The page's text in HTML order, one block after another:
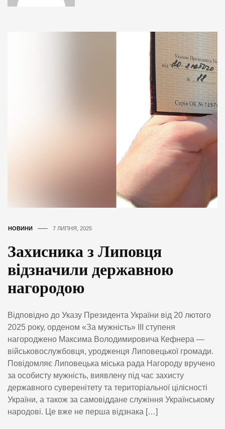
НОВИНИ 7 ЛИПНЯ, 2025
Захисника з Липовця
відзначили державною
нагородою
Відповідно до Указу Президента України від 20 лютого
2025 року, орденом «За мужність» III ступеня
нагороджено Максима Володимировича Кефнера —
військовослужбовця, уродженця Липовецької громади.
Повідомляє Липовецька міська рада Нагороду вручено
за особисту мужність, виявлену під час захисту
державного суверенітету та територіальної цілісності
України, а також за самовіддане служіння Українському
народові. Це вже не перша відзнака […]